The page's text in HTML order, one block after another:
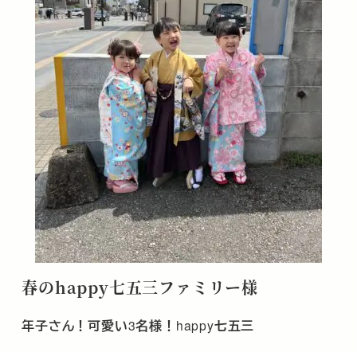
春のhappy七五三ファミリー様
年子さん！可愛い3名様！ happy七五三